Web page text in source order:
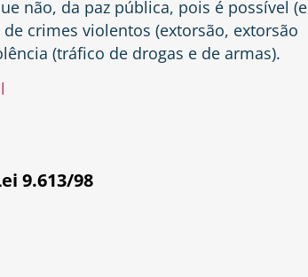
não, da paz pública, pois é possível (e
crimes violentos (extorsão, extorsão
(tráfico de drogas e de armas).
9.613/98